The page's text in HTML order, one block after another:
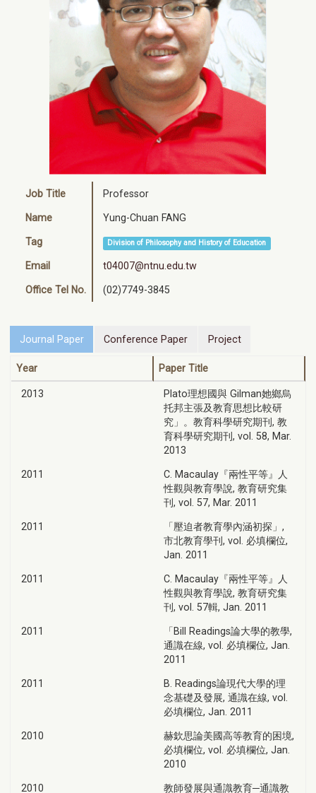
Job Title Professor
Name Yung-Chuan FANG
Tag Division of Philosophy and History of Education
Email t04007@ntnu.edu.tw
Office Tel No. (02)7749-3845
Journal Paper Conference Paper Project
Year Paper Title
2013
Plato理想國與 Gilman她鄉烏
托邦主張及教育思想比較研
究」。教育科學研究期刊, 教
育科學研究期刊, vol. 58, Mar.
2013
2011
C. Macaulay『兩性平等』人
性觀與教育學說, 教育研究集
刊, vol. 57, Mar. 2011
2011
「壓迫者教育學內涵初探」,
市北教育學刊, vol. 必填欄位,
Jan. 2011
2011
C. Macaulay『兩性平等』人
性觀與教育學說, 教育研究集
刊, vol. 57輯, Jan. 2011
2011
「Bill Readings論大學的教學,
通識在線, vol. 必填欄位, Jan.
2011
2011
B. Readings論現代大學的理
念基礎及發展, 通識在線, vol.
必填欄位, Jan. 2011
2010
赫欽思論美國高等教育的困境,
必填欄位, vol. 必填欄位, Jan.
2010
2010 教師發展與通識教育─通識教